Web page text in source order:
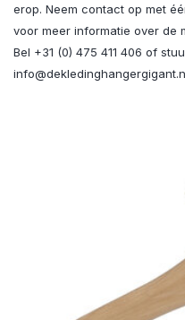
erop. Neem contact op met
voor meer informatie over de
Bel +31 (0) 475 411 406 of